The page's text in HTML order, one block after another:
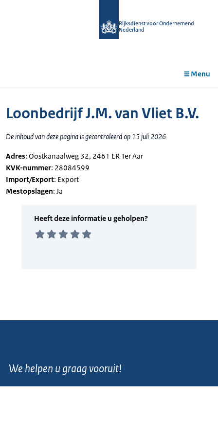
Rijksdienst voor Ondernemend
Nederland
Menu
Loonbedrijf J.M. van Vliet B.V.
De inhoud van deze pagina is gecontroleerd op 15 juli 2026
Adres: Oostkanaalweg 32, 2461 ER Ter Aar
KVK-nummer: 28084599
Import/Export: Export
Mestopslagen: Ja
We helpen u graag vooruit!